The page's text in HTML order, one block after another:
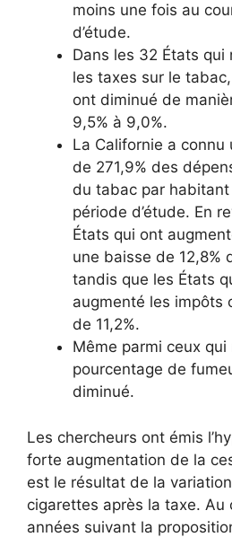
moins une fois au
d’étude.
Dans les 32 États qui
les taxes sur le
ont diminué de
9,5% à 9,0%.
La Californie a connu
de 271,9% des
du tabac par
période d’étude. En
États qui ont
une baisse de 12,8%
tandis que les États
augmenté les impôts
de 11,2%.
Même parmi ceux qui
pourcentage de
diminué.
Les chercheurs ont émis
forte augmentation de la
est le résultat de la
cigarettes après la taxe. Au
années suivant la